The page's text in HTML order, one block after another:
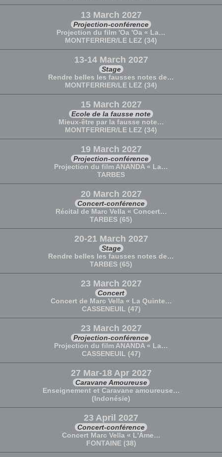
13 March 2027
Projection-conférence
Projection du film 'Oa 'Oa « La…
MONTFERRIER/LE LEZ (34)
13-14 March 2027
Stage
Rendre belles les fausses notes de…
MONTFERRIER/LE LEZ (34)
15 March 2027
Ecole de la fausse note
Mieux-être par la fausse note…
MONTFERRIER/LE LEZ (34)
19 March 2027
Projection-conférence
Projection du film ANANDA « La…
TARBES
20 March 2027
Concert-conférence
Récital de Marc Vella « Concert…
TARBES (65)
20-21 March 2027
Stage
Rendre belles les fausses notes de…
TARBES (65)
23 March 2027
Concert
Concert de Marc Vella « La Quinte…
CASSENEUIL (47)
23 March 2027
Projection-conférence
Projection du film ANANDA « La…
CASSENEUIL (47)
27 Mar-18 Apr 2027
Caravane Amoureuse
Enseignement et Caravane amoureuse…
(Indonésie)
23 April 2027
Concert-conférence
Concert Marc Vella « L'Âme…
FONTAINE (38)